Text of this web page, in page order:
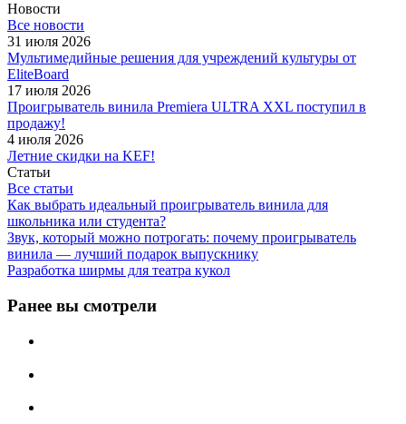
Новости
Все новости
31 июля 2026
Мультимедийные решения для учреждений культуры от
EliteBoard
17 июля 2026
Проигрыватель винила Premiera ULTRA XXL поступил в
продажу!
4 июля 2026
Летние скидки на KEF!
Статьи
Все статьи
Как выбрать идеальный проигрыватель винила для
школьника или студента?
Звук, который можно потрогать: почему проигрыватель
винила — лучший подарок выпускнику
Разработка ширмы для театра кукол
Ранее вы смотрели